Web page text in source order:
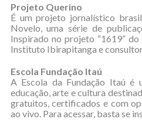
Projeto Querino
É um projeto jornalístico
Novelo, uma série de
Inspirado no projeto “1619” do
Instituto Ibirapitanga e
Escola Fundação Itaú
A Escola da Fundação Itaú é
educação, arte e cultura
gratuitos, certificados e com
ao vivo. Para acessar, basta se